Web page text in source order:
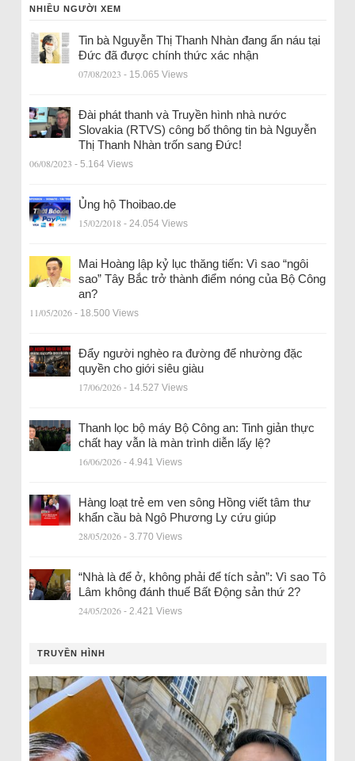
NHIỀU NGƯỜI XEM
Tin bà Nguyễn Thị Thanh Nhàn đang ẩn náu tại
Đức đã được chính thức xác nhận
07/08/2023 - 15.065 Views
Đài phát thanh và Truyền hình nhà nước
Slovakia (RTVS) công bố thông tin bà Nguyễn
Thị Thanh Nhàn trốn sang Đức!
06/08/2023 - 5.164 Views
Ủng hộ Thoibao.de
15/02/2018 - 24.054 Views
Mai Hoàng lập kỷ lục thăng tiến: Vì sao “ngôi
sao” Tây Bắc trở thành điểm nóng của Bộ Công
an?
11/05/2026 - 18.500 Views
Đẩy người nghèo ra đường để nhường đặc
quyền cho giới siêu giàu
17/06/2026 - 14.527 Views
Thanh lọc bộ máy Bộ Công an: Tinh giản thực
chất hay vẫn là màn trình diễn lấy lệ?
16/06/2026 - 4.941 Views
Hàng loạt trẻ em ven sông Hồng viết tâm thư
khẩn cầu bà Ngô Phương Ly cứu giúp
28/05/2026 - 3.770 Views
“Nhà là để ở, không phải để tích sản”: Vì sao Tô
Lâm không đánh thuế Bất Động sản thứ 2?
24/05/2026 - 2.421 Views
TRUYỀN HÌNH